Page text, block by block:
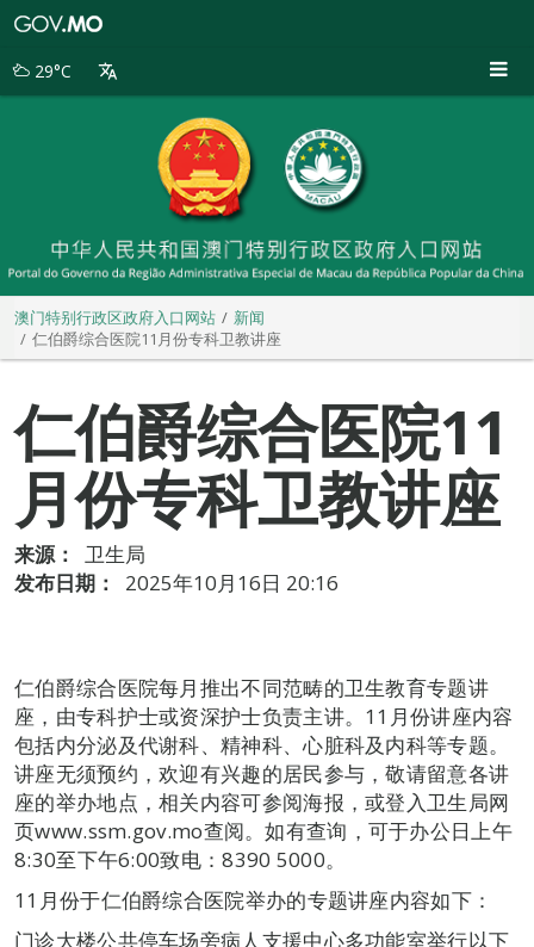
别
29°C
澳门特别行政区政府入口网站
新闻
仁伯爵综合医院11月份专科卫教讲座
仁伯爵综合医院11
月份专科卫教讲座
来源：
卫生局
发布日期：
2025年10月16日 20:16
仁伯爵综合医院每月推出不同范畴的卫生教育专题讲
座，由专科护士或资深护士负责主讲。11月份讲座内容
包括内分泌及代谢科、精神科、心脏科及内科等专题。
讲座无须预约，欢迎有兴趣的居民参与，敬请留意各讲
座的举办地点，相关内容可参阅海报，或登入卫生局网
页www.ssm.gov.mo查阅。如有查询，可于办公日上午
8:30至下午6:00致电：8390 5000。
11月份于仁伯爵综合医院举办的专题讲座内容如下：
门诊大楼公共停车场旁病人支援中心多功能室举行以下